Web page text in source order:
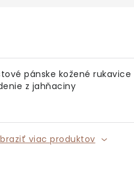
pánske kožené rukavice
z jahňaciny
viac produktov